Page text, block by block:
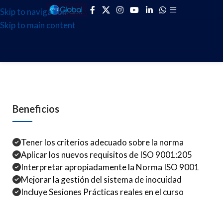
Skip to navigation
Skip to main content
Beneficios
Tener los criterios adecuado sobre la norma
Aplicar los nuevos requisitos de ISO 9001:205
Interpretar apropiadamente la Norma ISO 9001
Mejorar la gestión del sistema de inocuidad
Incluye Sesiones Prácticas reales en el curso